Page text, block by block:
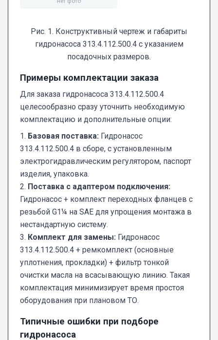
Рис. 1. Конструктивный чертеж и габариты
гидронасоса 313.4.112.500.4 с указанием
посадочных размеров.
Примеры комплектации заказа
Для заказа гидронасоса 313.4.112.500.4
целесообразно сразу уточнить необходимую
комплектацию и дополнительные опции:
1. Базовая поставка: Гидронасос
313.4.112.500.4 в сборе, с установленным
электрогидравлическим регулятором, паспорт
изделия, упаковка.
2. Поставка с адаптером подключения:
Гидронасос + комплект переходных фланцев с
резьбой G1¼ на SAE для упрощения монтажа в
нестандартную систему.
3. Комплект для замены: Гидронасос
313.4.112.500.4 + ремкомплект (основные
уплотнения, прокладки) + фильтр тонкой
очистки масла на всасывающую линию. Такая
комплектация минимизирует время простоя
оборудования при плановом ТО.
Типичные ошибки при подборе
гидронасоса